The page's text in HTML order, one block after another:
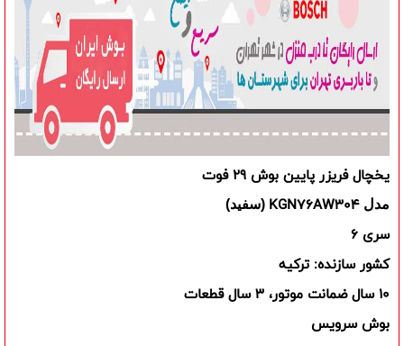
یخچال فریزر پایین بوش 29 فوت
مدل KGN76AW304 (سفید)
سری 6
کشور سازنده: ترکیه
10 سال ضمانت موتور، 3 سال قطعات
بوش سرویس